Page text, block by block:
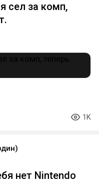
сел за комп,
1K
нет Nintendo